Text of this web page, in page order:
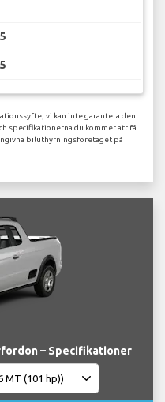
5
5
vi kan inte garantera den
specifikationerna du kommer att få.
biluthyrningsföretaget på
– Specifikationer